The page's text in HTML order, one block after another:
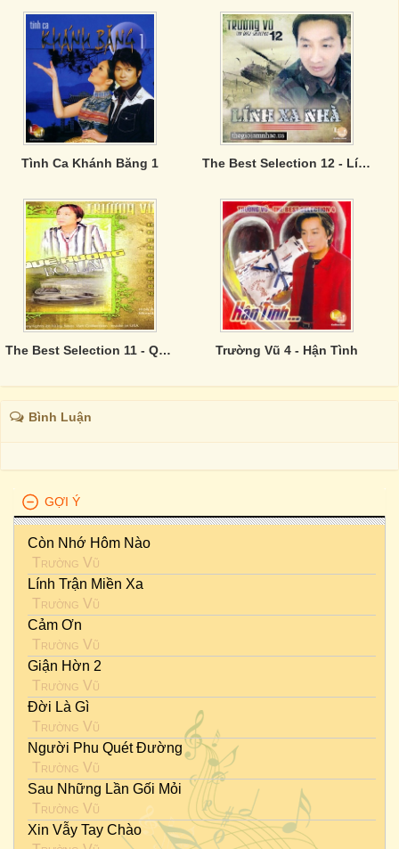
Tình Ca Khánh Băng 1 The Best Selection 12 - Lính Xa Nhà
The Best Selection 11 - Quê Hương Bỏ Lại Trường Vũ 4 - Hận Tình
Bình Luận
GỢI Ý
Còn Nhớ Hôm Nào
Trường Vũ
Lính Trận Miền Xa
Trường Vũ
Cảm Ơn
Trường Vũ
Giận Hờn 2
Trường Vũ
Đời Là Gì
Trường Vũ
Người Phu Quét Đường
Trường Vũ
Sau Những Lần Gối Mỏi
Trường Vũ
Xin Vẫy Tay Chào